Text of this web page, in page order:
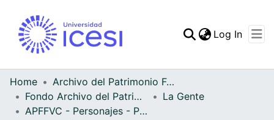
Statistics
Log In
Home
Archivo del Patrimonio Fotográfico y Fílmico del Valle del Cauca
Fondo Archivo del Patrimonio Fotográfico y Fílmico del Valle del Cauca
La Gente
APFFVC - Personajes - Patrimonial